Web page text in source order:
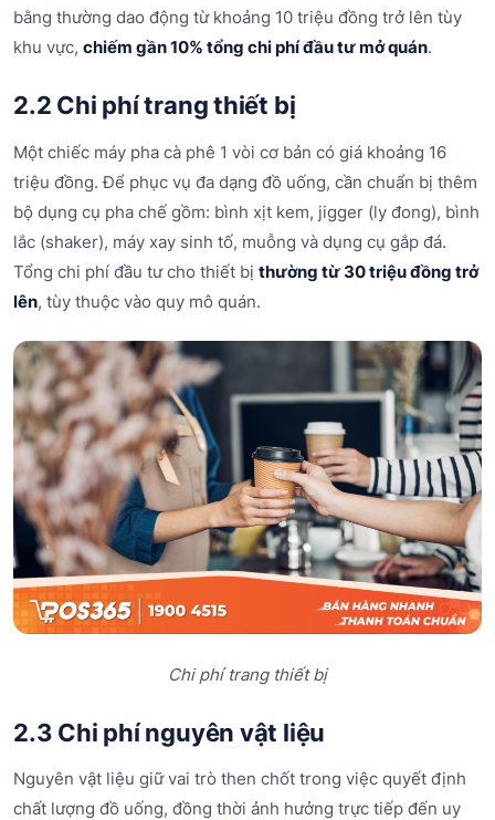
bằng thường dao động từ khoảng 10 triệu đồng trở lên tùy
khu vực, chiếm gần 10% tổng chi phí đầu tư mở quán.
2.2 Chi phí trang thiết bị
Một chiếc máy pha cà phê 1 vòi cơ bản có giá khoảng 16
triệu đồng. Để phục vụ đa dạng đồ uống, cần chuẩn bị thêm
bộ dụng cụ pha chế gồm: bình xịt kem, jigger (ly đong), bình
lắc (shaker), máy xay sinh tố, muỗng và dụng cụ gắp đá.
Tổng chi phí đầu tư cho thiết bị thường từ 30 triệu đồng trở
lên, tùy thuộc vào quy mô quán.
Chi phí trang thiết bị
2.3 Chi phí nguyên vật liệu
Nguyên vật liệu giữ vai trò then chốt trong việc quyết định
chất lượng đồ uống, đồng thời ảnh hưởng trực tiếp đến uy